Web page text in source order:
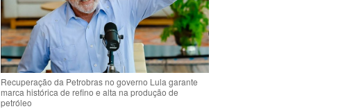
Recuperação da Petrobras no governo Lula garante
marca histórica de refino e alta na produção de
petróleo